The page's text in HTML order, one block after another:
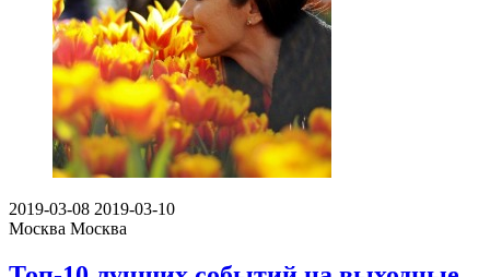
2019-03-08 2019-03-10
Москва Москва